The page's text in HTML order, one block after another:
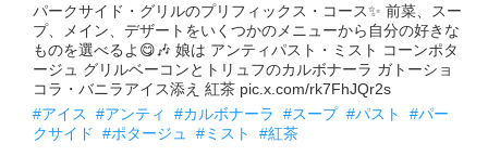
パークサイド・グリルのプリフィックス・コース​✨ 前菜、スー
プ、メイン、デザートをいくつかのメニューから自分の好きな
ものを選べるよ😋🎶 娘は アンティパスト・ミスト コーンポタ
ージュ グリルベーコンとトリュフのカルボナーラ ガトーショ
コラ・バニラアイス添え 紅茶 pic.x.com/rk7FhJQr2s
#アイス
#アンティ #カルボナーラ #スープ #パスト
#パー
クサイド
#ポタージュ #ミスト #紅茶